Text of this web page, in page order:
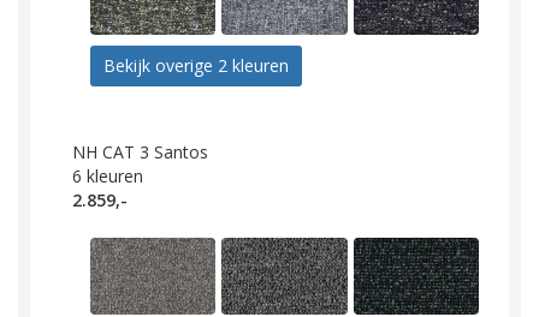
Bekijk overige 2 kleuren
NH CAT 3 Santos
6 kleuren
2.859,-